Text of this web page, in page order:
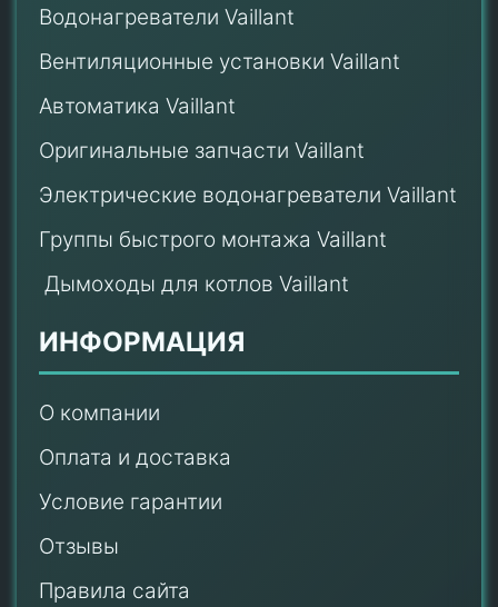
Водонагреватели Vaillant
Вентиляционные установки Vaillant
Автоматика Vaillant
Оригинальные запчасти Vaillant
Электрические водонагреватели Vaillant
Группы быстрого монтажа Vaillant
Дымоходы для котлов Vaillant
ИНФОРМАЦИЯ
О компании
Оплата и доставка
Условие гарантии
Отзывы
Правила сайта